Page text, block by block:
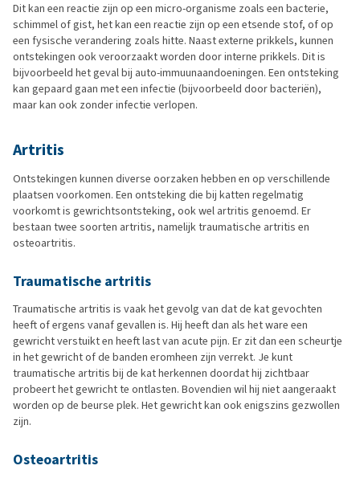
Dit kan een reactie zijn op een micro-organisme zoals een bacterie,
schimmel of gist, het kan een reactie zijn op een etsende stof, of op
een fysische verandering zoals hitte. Naast externe prikkels, kunnen
ontstekingen ook veroorzaakt worden door interne prikkels. Dit is
bijvoorbeeld het geval bij auto-immuunaandoeningen. Een ontsteking
kan gepaard gaan met een infectie (bijvoorbeeld door bacteriën),
maar kan ook zonder infectie verlopen.
Artritis
Ontstekingen kunnen diverse oorzaken hebben en op verschillende
plaatsen voorkomen. Een ontsteking die bij katten regelmatig
voorkomt is gewrichtsontsteking, ook wel artritis genoemd. Er
bestaan twee soorten artritis, namelijk traumatische artritis en
osteoartritis.
Traumatische artritis
Traumatische artritis is vaak het gevolg van dat de kat gevochten
heeft of ergens vanaf gevallen is. Hij heeft dan als het ware een
gewricht verstuikt en heeft last van acute pijn. Er zit dan een scheurtje
in het gewricht of de banden eromheen zijn verrekt. Je kunt
traumatische artritis bij de kat herkennen doordat hij zichtbaar
probeert het gewricht te ontlasten. Bovendien wil hij niet aangeraakt
worden op de beurse plek. Het gewricht kan ook enigszins gezwollen
zijn.
Osteoartritis